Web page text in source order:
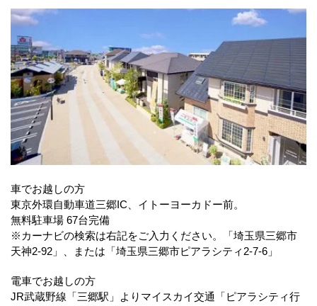
車でお越しの方
東京外環自動車道三郷IC、イトーヨーカドー前。
無料駐車場 67台完備
※カーナビの検索は右記をご入力ください。「埼玉県三郷市
天神2-92」、または「埼玉県三郷市ピアラシティ2-7-6」
電車でお越しの方
JR武蔵野線「三郷駅」よりマイスカイ交通「ピアラシティ行